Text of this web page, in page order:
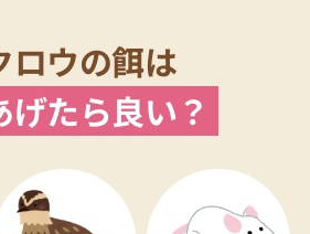
ロウの餌は
げたら良い？